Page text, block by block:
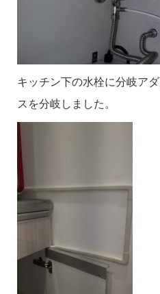
キッチン下の水栓に分岐ア
スを分岐しました。